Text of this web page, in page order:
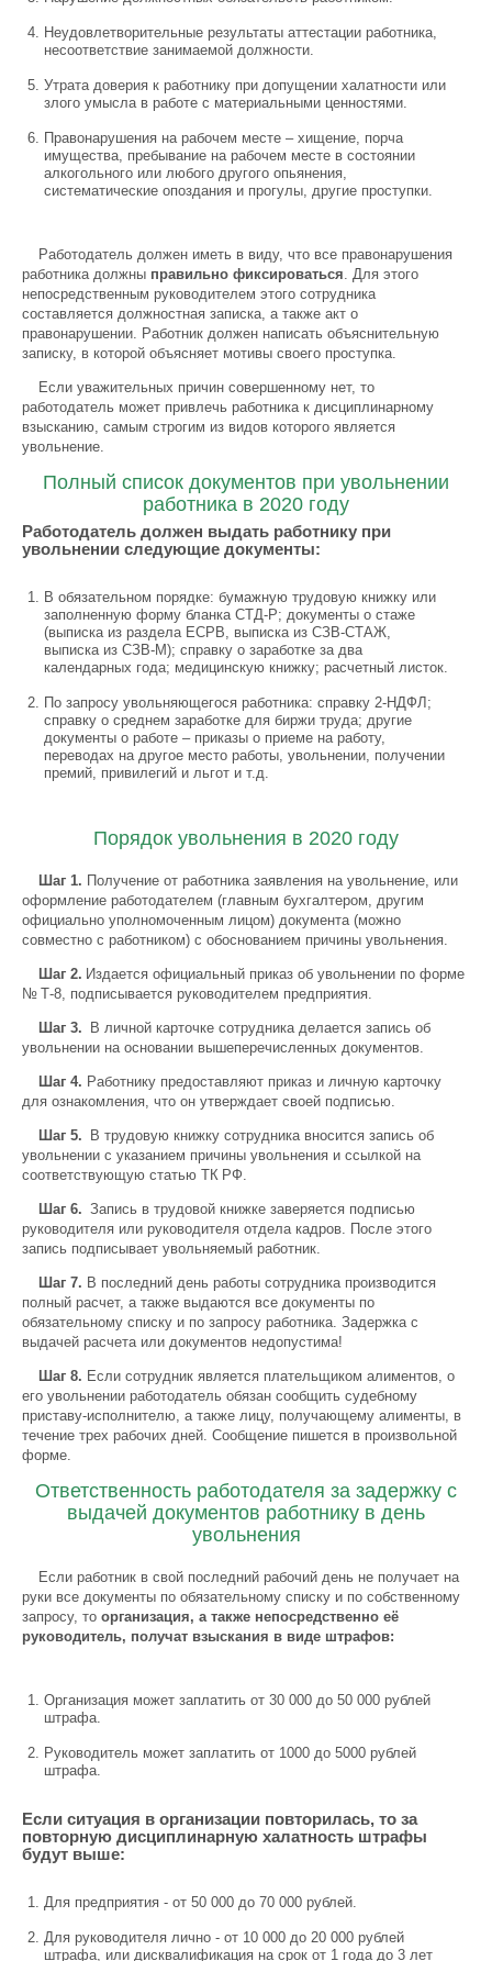
Неудовлетворительные результаты аттестации работника,
несоответствие занимаемой должности.
Утрата доверия к работнику при допущении халатности или
злого умысла в работе с материальными ценностями.
Правонарушения на рабочем месте – хищение, порча
имущества, пребывание на рабочем месте в состоянии
алкогольного или любого другого опьянения,
систематические опоздания и прогулы, другие проступки.
Работодатель должен иметь в виду, что все правонарушения
работника должны правильно фиксироваться. Для этого
непосредственным руководителем этого сотрудника
составляется должностная записка, а также акт о
правонарушении. Работник должен написать объяснительную
записку, в которой объясняет мотивы своего проступка.
Если уважительных причин совершенному нет, то
работодатель может привлечь работника к дисциплинарному
взысканию, самым строгим из видов которого является
увольнение.
Полный список документов при увольнении
работника в 2020 году
Работодатель должен выдать работнику при
увольнении следующие документы:
В обязательном порядке: бумажную трудовую книжку или
заполненную форму бланка СТД-Р; документы о стаже
(выписка из раздела ЕСРВ, выписка из СЗВ-СТАЖ,
выписка из СЗВ-М); справку о заработке за два
календарных года; медицинскую книжку; расчетный листок.
По запросу увольняющегося работника: справку 2-НДФЛ;
справку о среднем заработке для биржи труда; другие
документы о работе – приказы о приеме на работу,
переводах на другое место работы, увольнении, получении
премий, привилегий и льгот и т.д.
Порядок увольнения в 2020 году
Шаг 1. Получение от работника заявления на увольнение, или
оформление работодателем (главным бухгалтером, другим
официально уполномоченным лицом) документа (можно
совместно с работником) с обоснованием причины увольнения.
Шаг 2. Издается официальный приказ об увольнении по форме
№ Т-8, подписывается руководителем предприятия.
Шаг 3. В личной карточке сотрудника делается запись об
увольнении на основании вышеперечисленных документов.
Шаг 4. Работнику предоставляют приказ и личную карточку
для ознакомления, что он утверждает своей подписью.
Шаг 5. В трудовую книжку сотрудника вносится запись об
увольнении с указанием причины увольнения и ссылкой на
соответствующую статью ТК РФ.
Шаг 6. Запись в трудовой книжке заверяется подписью
руководителя или руководителя отдела кадров. После этого
запись подписывает увольняемый работник.
Шаг 7. В последний день работы сотрудника производится
полный расчет, а также выдаются все документы по
обязательному списку и по запросу работника. Задержка с
выдачей расчета или документов недопустима!
Шаг 8. Если сотрудник является плательщиком алиментов, о
его увольнении работодатель обязан сообщить судебному
приставу-исполнителю, а также лицу, получающему алименты, в
течение трех рабочих дней. Сообщение пишется в произвольной
форме.
Ответственность работодателя за задержку с
выдачей документов работнику в день
увольнения
Если работник в свой последний рабочий день не получает на
руки все документы по обязательному списку и по собственному
запросу, то организация, а также непосредственно её
руководитель, получат взыскания в виде штрафов:
Организация может заплатить от 30 000 до 50 000 рублей
штрафа.
Руководитель может заплатить от 1000 до 5000 рублей
штрафа.
Если ситуация в организации повторилась, то за
повторную дисциплинарную халатность штрафы
будут выше:
Для предприятия - от 50 000 до 70 000 рублей.
Для руководителя лично - от 10 000 до 20 000 рублей
штрафа, или дисквалификация на срок от 1 года до 3 лет